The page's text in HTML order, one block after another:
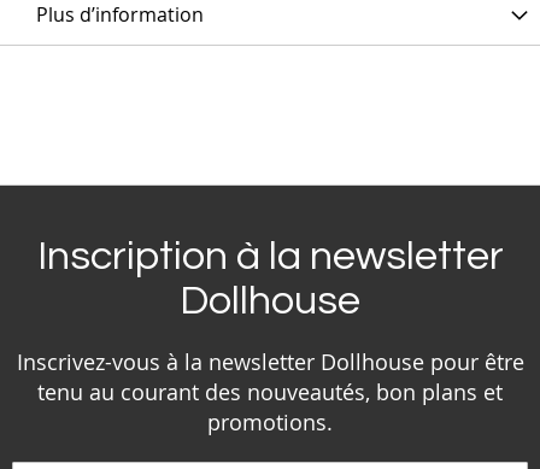
Plus d’information
Inscription à la newsletter
Dollhouse
Inscrivez-vous à la newsletter Dollhouse pour être
tenu au courant des nouveautés, bon plans et
promotions.